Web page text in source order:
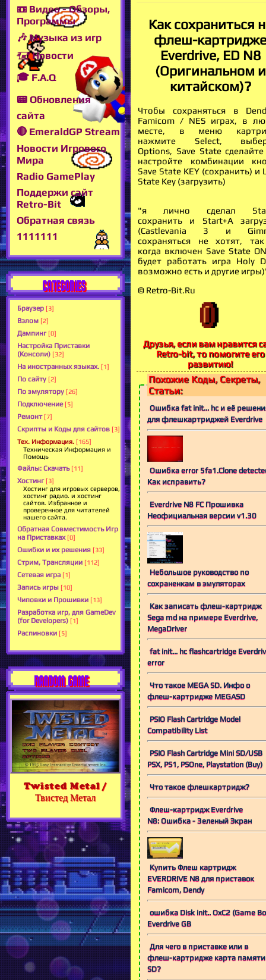
📼 Видео - Обзоры,
Программы
🎶 Музыка из игр
🖅 Новости
🎓 F.A.Q
📟 Обновления
сайта
🔴 EmeraldGP Stream
Новости Игрового
Мира
Radio GamePlay
Поддержи сайт
Retro-Bit
Обратная связь
1111111
CATEGORIES
Браузер [3]
Взлом [2]
Дампинг [0]
Настройка Приставки
(Консоли) [32]
На иностранных языках. [1]
По сайту [2]
По эмулятору [26]
Подключение [5]
Ремонт [7]
Скрипты и Коды для сайтов [3]
Тех. Информация. [165]
Техническая Информация и
Помощь
Файлы: Скачать [11]
Хостинг [3]
Хостинг для игровых серверов,
хостинг радио. и хостинг
сайтов. Избранное и
проверенное для читателей
нашего сайта.
Обратная Совместимость Игр
на Приставках [0]
Ошибки и их решения [33]
Стрим, Трансляции [112]
Сетевая игра [1]
Запись игры [10]
Чиповки и Прошивки [13]
Разработка игр, для GameDev
(for Developers) [1]
Распиновки [5]
RANDOM GAME
Twisted Metal /
Твистед Метал
Как сохраниться
флеш-картридже
Everdrive, ED N8
(Оригинальном и
китайском)?
Чтобы сохраняться в
Famicom / NES играх, в
месте, в меню
нажмите Select,
Options, Save State сделайте
настройте комбинации
Save State KEY (сохранить) и
State Key (загрузить)
"я лично сделал
сохранить и Start+A
(Castlevania 3 и
сохраняться не хотят,
когда включен Save State
будет работать игра Holy
возможно есть и другие
© Retro-Bit.Ru
Друзья, если вам нравится
Retro-bit, то помогите его
развитию!
Похожие Коды, Секреты,
Статьи:
Ошибка fat init... hc и её
для флешкартриджей Everdrive
Ошибка error 5fa1.Clone
Как исправить?
Everdrive N8 FC Прошивка
Неофициальная версии v1.30
Небольшое руководство по
сохраненкам в эмуляторах
Как записать флеш-картридж
Sega md на примере Everdrive,
MegaDriver
fat init... hc flashcartridge
error
Что такое MEGA SD. Инфо о
флеш-картридже MEGASD
PSIO Flash Cartridge Model
Compatibility List
PSIO Flash Cartridge Mini SD/USB
PSX, PS1, PSOne, Playstation (Buy)
Что такое флешкартридж?
Флеш-картридж Everdrive
N8: Ошибка - Зеленый Экран
Купить Флеш картридж
EVERDRIVE N8 для приставок
Famicom, Dendy
ошибка Disk init.. OxC2 (Game
Everdrive GB
Для чего в приставке или в
флеш-картридже карта памяти
SD?